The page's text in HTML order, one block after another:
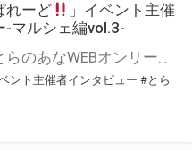
れーど
」イベント主催
-マルシェ編vol.3-
こんにちは、とらのあなWEBオンリー運営スタッフです。 新たにお届けする、イベント主催者インタビュー-マルシェ編-は、 とらのあなWEBオンリー「マルシェ」をご利用した主催様に 「マルシェ」を使って開催した感想や心がけをお聞きする企画です。 今回は、WEBオンリー初開催「つるみかるぱれーど
ント主催者インタビュー #とら